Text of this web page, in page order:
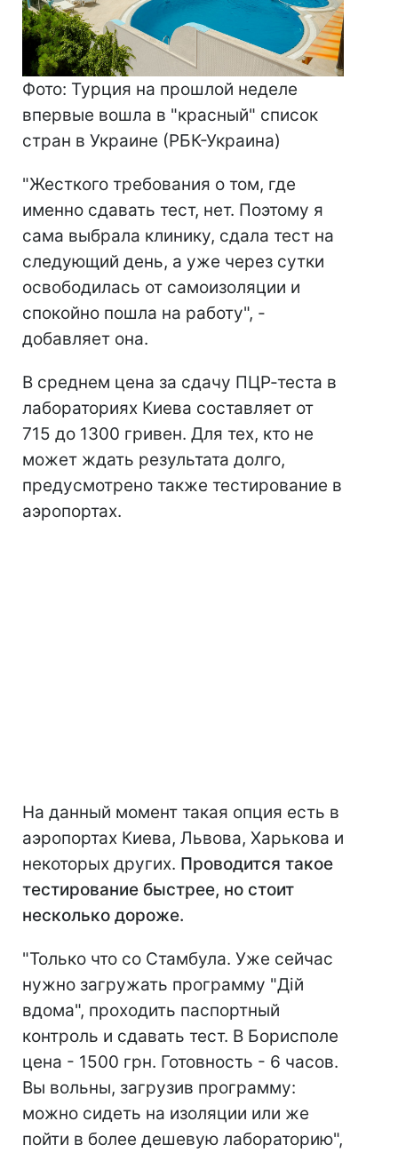
Фото: Турция на прошлой неделе
впервые вошла в "красный" список
стран в Украине (РБК-Украина)
"Жесткого требования о том, где
именно сдавать тест, нет. Поэтому я
сама выбрала клинику, сдала тест на
следующий день, а уже через сутки
освободилась от самоизоляции и
спокойно пошла на работу", -
добавляет она.
В среднем цена за сдачу ПЦР-теста в
лабораториях Киева составляет от
715 до 1300 гривен. Для тех, кто не
может ждать результата долго,
предусмотрено также тестирование в
аэропортах.
На данный момент такая опция есть в
аэропортах Киева, Львова, Харькова и
некоторых других. Проводится такое
тестирование быстрее, но стоит
несколько дороже.
"Только что со Стамбула. Уже сейчас
нужно загружать программу "Дій
вдома", проходить паспортный
контроль и сдавать тест. В Борисполе
цена - 1500 грн. Готовность - 6 часов.
Вы вольны, загрузив программу:
можно сидеть на изоляции или же
пойти в более дешевую лабораторию",